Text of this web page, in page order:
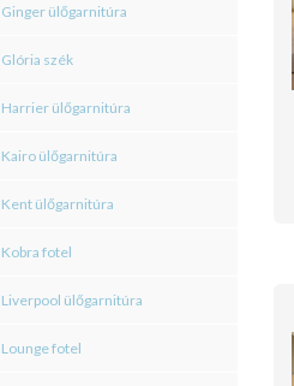
Ginger ülőgarnitúra
Glória szék
Harrier ülőgarnitúra
Kairo ülőgarnitúra
Kent ülőgarnitúra
Kobra fotel
Liverpool ülőgarnitúra
Lounge fotel